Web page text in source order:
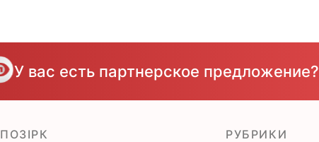
У вас есть партнерское предложение?
ПОЗІРК РУБРИКИ